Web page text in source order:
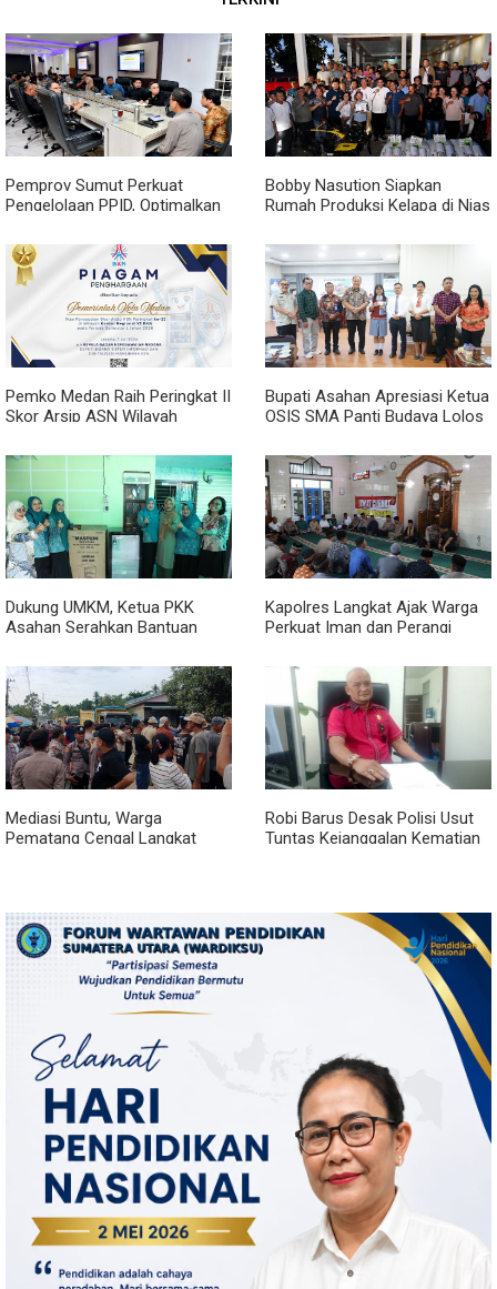
Pemprov Sumut Perkuat
Pengelolaan PPID, Optimalkan
Nomor 2 Tahun 2026
Bobby Nasution Siapkan
Rumah Produksi Kelapa di Nias
Pemko Medan Raih Peringkat II
Skor Arsip ASN Wilayah
Bupati Asahan Apresiasi Ketua
OSIS SMA Panti Budaya Lolos
Nasional
Dukung UMKM, Ketua PKK
Asahan Serahkan Bantuan
Sentang
Kapolres Langkat Ajak Warga
Perkuat Iman dan Perangi
Curhat
Mediasi Buntu, Warga
Pematang Cengal Langkat
Robi Barus Desak Polisi Usut
Tuntas Kejanggalan Kematian